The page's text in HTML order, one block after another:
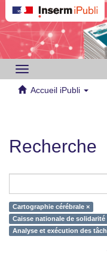
Toggle
navigation
Accueil iPubli
Recherche
Cartographie cérébrale ×
Caisse nationale de
Analyse et exécution des